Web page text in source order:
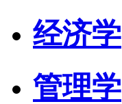
经济学
管理学